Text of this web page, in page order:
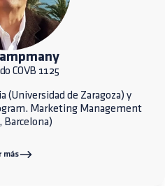
COVB 1125
(Universidad de Zaragoza) y
Marketing Management
Barcelona)
más